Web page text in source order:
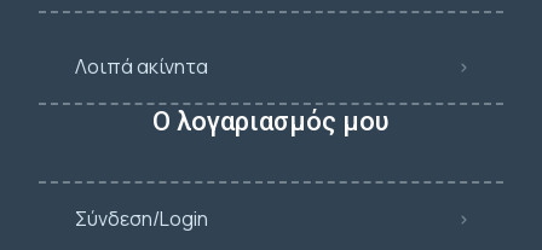
Λοιπά ακίνητα
Ο λογαριασμός μου
Σύνδεση/Login